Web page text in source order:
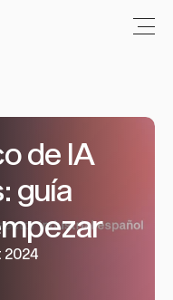
de IA
guía
2024